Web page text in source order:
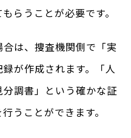
らうことが必要です。
合は、捜査機関側で「実
が作成されます。「人
調書」という確かな証
うことができます。